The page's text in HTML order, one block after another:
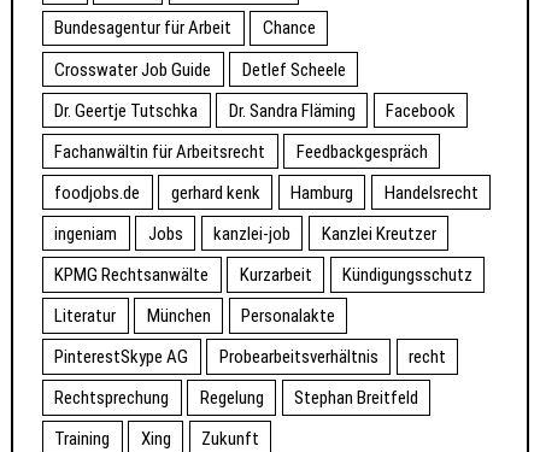
Bundesagentur für Arbeit
Chance
Crosswater Job Guide
Detlef Scheele
Dr. Geertje Tutschka
Dr. Sandra Fläming
Facebook
Fachanwältin für Arbeitsrecht
Feedbackgespräch
foodjobs.de
gerhard kenk Hamburg
Handelsrecht
ingeniam
Jobs kanzlei-job
Kanzlei Kreutzer
KPMG Rechtsanwälte
Kurzarbeit
Kündigungsschutz
Literatur
München
Personalakte
PinterestSkype AG
Probearbeitsverhältnis
recht
Rechtsprechung
Regelung
Stephan Breitfeld
Training
Xing Zukunft